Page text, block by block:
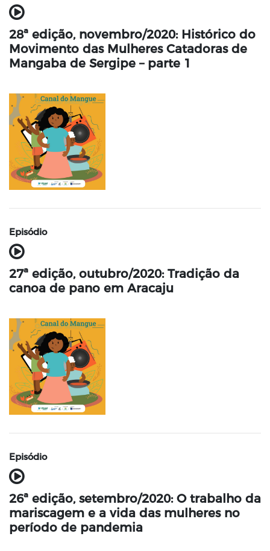
28ª edição, novembro/2020: Histórico do
Movimento das Mulheres Catadoras de
Mangaba de Sergipe – parte 1
Episódio
27ª edição, outubro/2020: Tradição da
canoa de pano em Aracaju
Episódio
26ª edição, setembro/2020: O trabalho da
mariscagem e a vida das mulheres no
período de pandemia